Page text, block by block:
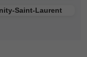
Saint-Laurent